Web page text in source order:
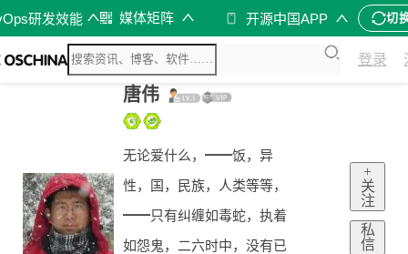
研发效能 媒体矩阵 开源中国APP 切
登录
唐伟
无论爱什么，━━饭，异
性，国，民族，人类等等，
━━只有纠缠如毒蛇，执着
如怨鬼，二六时中，没有已
+
关
注
私
信